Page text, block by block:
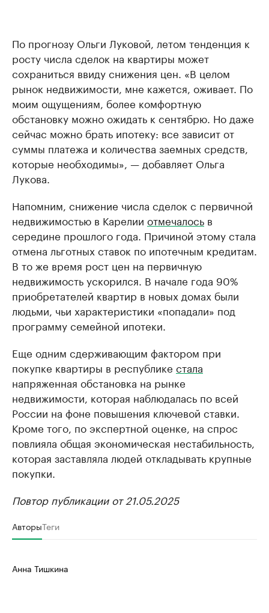
По прогнозу Ольги Луковой, летом тенденция к
росту числа сделок на квартиры может
сохраниться ввиду снижения цен. «В целом
рынок недвижимости, мне кажется, оживает. По
моим ощущениям, более комфортную
обстановку можно ожидать к сентябрю. Но даже
сейчас можно брать ипотеку: все зависит от
суммы платежа и количества заемных средств,
которые необходимы», — добавляет Ольга
Лукова.
Напомним, снижение числа сделок с первичной
недвижимостью в Карелии отмечалось в
середине прошлого года. Причиной этому стала
отмена льготных ставок по ипотечным кредитам.
В то же время рост цен на первичную
недвижимость ускорился. В начале года 90%
приобретателей квартир в новых домах были
людьми, чьи характеристики «попадали» под
программу семейной ипотеки.
Еще одним сдерживающим фактором при
покупке квартиры в республике стала
напряженная обстановка на рынке
недвижимости, которая наблюдалась по всей
России на фоне повышения ключевой ставки.
Кроме того, по экспертной оценке, на спрос
повлияла общая экономическая нестабильность,
которая заставляла людей откладывать крупные
покупки.
Повтор публикации от 21.05.2025
АвторыТеги
Анна Тишкина